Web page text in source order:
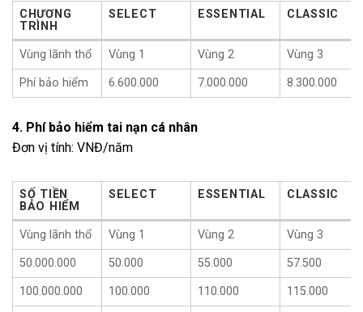
CHƯƠNG
TRÌNH
SELECT ESSENTIAL CLASSIC
CHƯƠNG
TRÌNH
SELECT ESSENTIAL CLASSIC
Vùng lãnh thổ Vùng 1 Vùng 2 Vùng 3
Phí bảo hiểm 6.600.000 7.000.000 8.300.000
4. Phí bảo hiểm tai nạn cá nhân
Đơn vị tính: VNĐ/năm
SỐ TIỀN
BẢO HIỂM
SELECT ESSENTIAL CLASSIC
SỐ TIỀN
BẢO HIỂM
SELECT ESSENTIAL CLASSIC
Vùng lãnh thổ Vùng 1 Vùng 2 Vùng 3
50.000.000 50.000 55.000 57.500
100.000.000 100.000 110.000 115.000